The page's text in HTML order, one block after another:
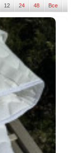
12 24 48 Все